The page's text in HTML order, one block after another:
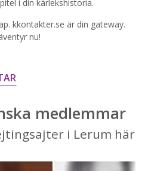
i din kärlekshistoria.
kkontakter.se är din gateway.
nu!
medlemmar
i Lerum här